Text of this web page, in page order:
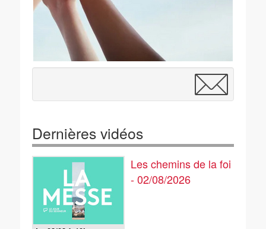
Dernières vidéos
Les chemins de la foi
- 02/08/2026